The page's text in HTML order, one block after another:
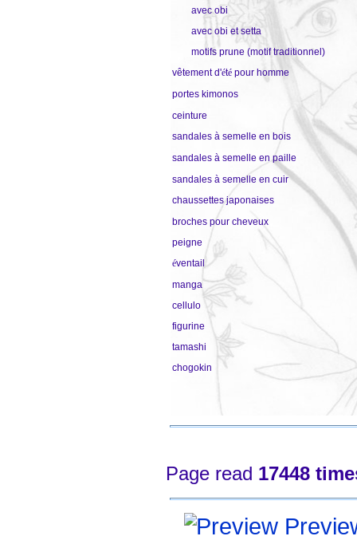
avec obi
avec obi et setta
motifs prune (motiftraditionnel )
vêtementd'été pour homme
portes kimonos
ceinture
sandales à semelle en bois
sandales à semelle en paille
sandales à semelle en cuir
chaussettes japonaises
broches pour cheveux
peigne
éventail
manga
cellulo
figurine
tamashi
chogokin
Page read 17448